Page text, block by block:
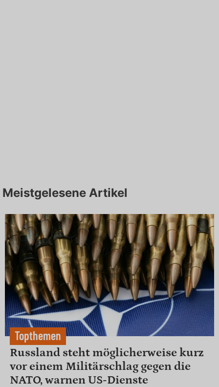
Meistgelesene Artikel
Topthemen
Russland steht möglicherweise kurz
vor einem Militärschlag gegen die
NATO, warnen US-Dienste